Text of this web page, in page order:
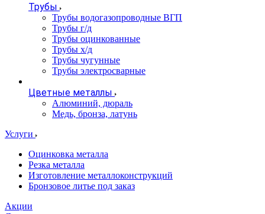
Трубы
Трубы водогазопроводные ВГП
Трубы г/д
Трубы оцинкованные
Трубы х/д
Трубы чугунные
Трубы электросварные
Цветные металлы
Алюминий, дюраль
Медь, бронза, латунь
Услуги
Оцинковка металла
Резка металла
Изготовление металлоконструкций
Бронзовое литье под заказ
Акции